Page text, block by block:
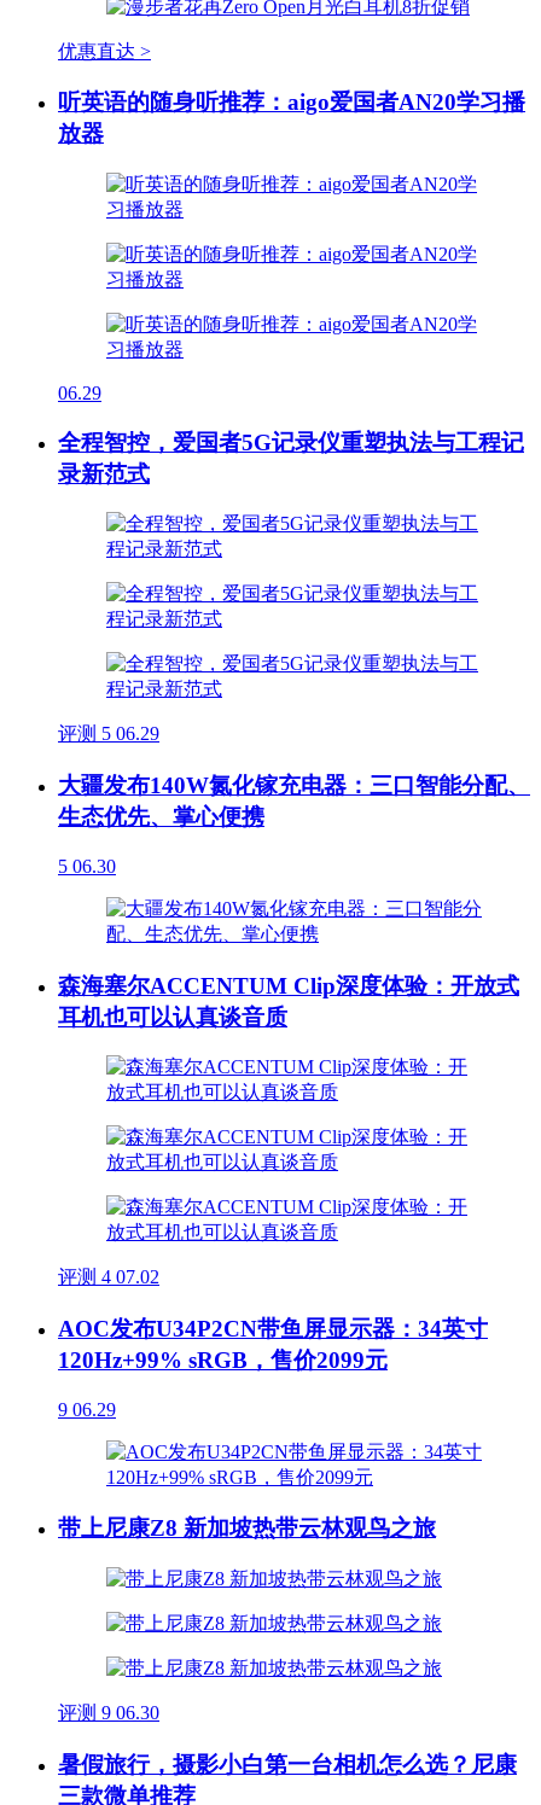
优惠直达 >
听英语的随身听推荐：aigo爱国者AN20学习播
放器
06.29
全程智控，爱国者5G记录仪重塑执法与工程记
录新范式
评测 5 06.29
大疆发布140W氮化镓充电器：三口智能分配、
生态优先、掌心便携
5 06.30
森海塞尔ACCENTUM Clip深度体验：开放式
耳机也可以认真谈音质
评测 4 07.02
AOC发布U34P2CN带鱼屏显示器：34英寸
120Hz+99% sRGB，售价2099元
9 06.29
带上尼康Z8 新加坡热带云林观鸟之旅
评测 9 06.30
暑假旅行，摄影小白第一台相机怎么选？尼康
三款微单推荐